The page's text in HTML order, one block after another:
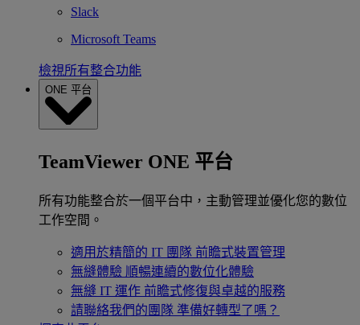
Slack
Microsoft Teams
檢視所有整合功能
ONE 平台
TeamViewer ONE 平台
所有功能整合於一個平台中，主動管理並優化您的數位
工作空間。
適用於精簡的 IT 團隊 前瞻式裝置管理
無縫體驗 順暢連續的數位化體驗
無縫 IT 運作 前瞻式修復與卓越的服務
請聯絡我們的團隊 準備好轉型了嗎？